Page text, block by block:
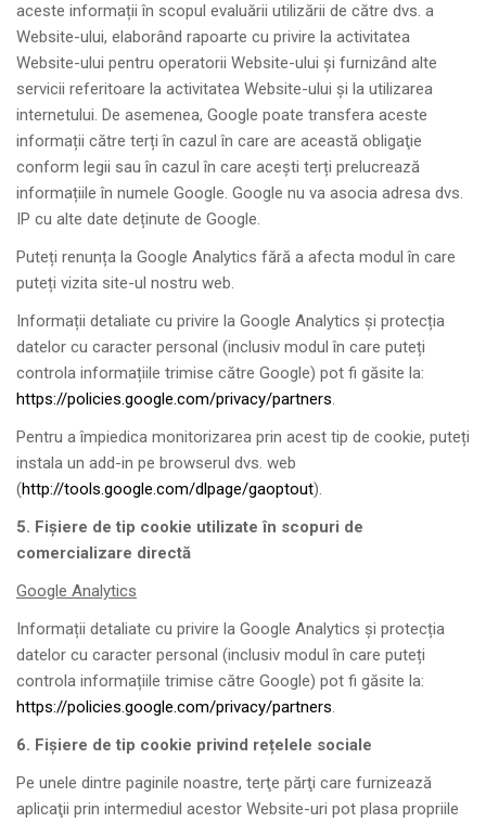
aceste informații în scopul evaluării utilizării de către dvs. a
Website-ului, elaborând rapoarte cu privire la activitatea
Website-ului pentru operatorii Website-ului și furnizând alte
servicii referitoare la activitatea Website-ului și la utilizarea
internetului. De asemenea, Google poate transfera aceste
informații către terți în cazul în care are această obligaţie
conform legii sau în cazul în care acești terți prelucrează
informațiile în numele Google. Google nu va asocia adresa dvs.
IP cu alte date deținute de Google.
Puteți renunța la Google Analytics fără a afecta modul în care
puteți vizita site-ul nostru web.
Informații detaliate cu privire la Google Analytics și protecția
datelor cu caracter personal (inclusiv modul în care puteți
controla informațiile trimise către Google) pot fi găsite la:
https://policies.google.com/privacy/partners.
Pentru a împiedica monitorizarea prin acest tip de cookie, puteți
instala un add-in pe browserul dvs. web
(http://tools.google.com/dlpage/gaoptout).
5. Fișiere de tip cookie utilizate în scopuri de
comercializare directă
Google Analytics
Informații detaliate cu privire la Google Analytics și protecția
datelor cu caracter personal (inclusiv modul în care puteți
controla informațiile trimise către Google) pot fi găsite la:
https://policies.google.com/privacy/partners.
6. Fișiere de tip cookie privind rețelele sociale
Pe unele dintre paginile noastre, terţe părţi care furnizează
aplicaţii prin intermediul acestor Website-uri pot plasa propriile